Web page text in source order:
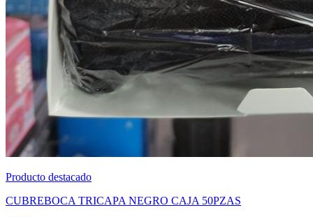
Producto destacado
CUBREBOCA TRICAPA NEGRO CAJA 50PZAS